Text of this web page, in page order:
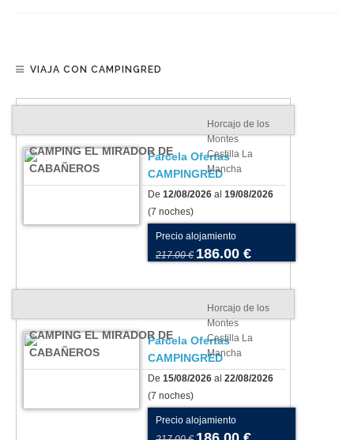
VIAJA CON CAMPINGRED
CAMPING EL MIRADOR DE
CABAÑEROS
Horcajo de los
Montes
Castilla La
Mancha
Parcela Ofertas
CAMPINGRED
De 12/08/2026 al 19/08/2026
(7 noches)
Precio alojamiento
217.00 € 186.00 €
CAMPING EL MIRADOR DE
CABAÑEROS
Horcajo de los
Montes
Castilla La
Mancha
Parcela Ofertas
CAMPINGRED
De 15/08/2026 al 22/08/2026
(7 noches)
Precio alojamiento